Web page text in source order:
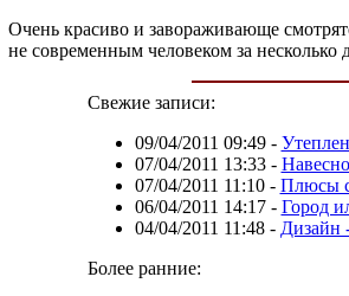
Очень красиво и завораживающе
не современным человеком за несколько
Свежие записи:
09/04/2011 09:49-
07/04/2011 13:33-
07/04/2011 11:10- Плюсы
06/04/2011 14:17- Город
04/04/2011 11:48- Дизайн
Более ранние: